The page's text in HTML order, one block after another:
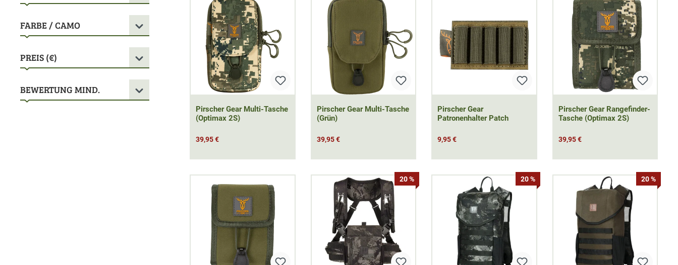
FARBE / CAMO
PREIS (€)
BEWERTUNG MIND.
Pirscher Gear Multi-Tasche
(Optimax 2S)
39,95 €
Pirscher Gear Multi-Tasche
(Grün)
39,95 €
Pirscher Gear
Patronenhalter Patch
9,95 €
Pirscher Gear Rangefinder-
Tasche (Optimax 2S)
39,95 €
20 % 20 % 20 %